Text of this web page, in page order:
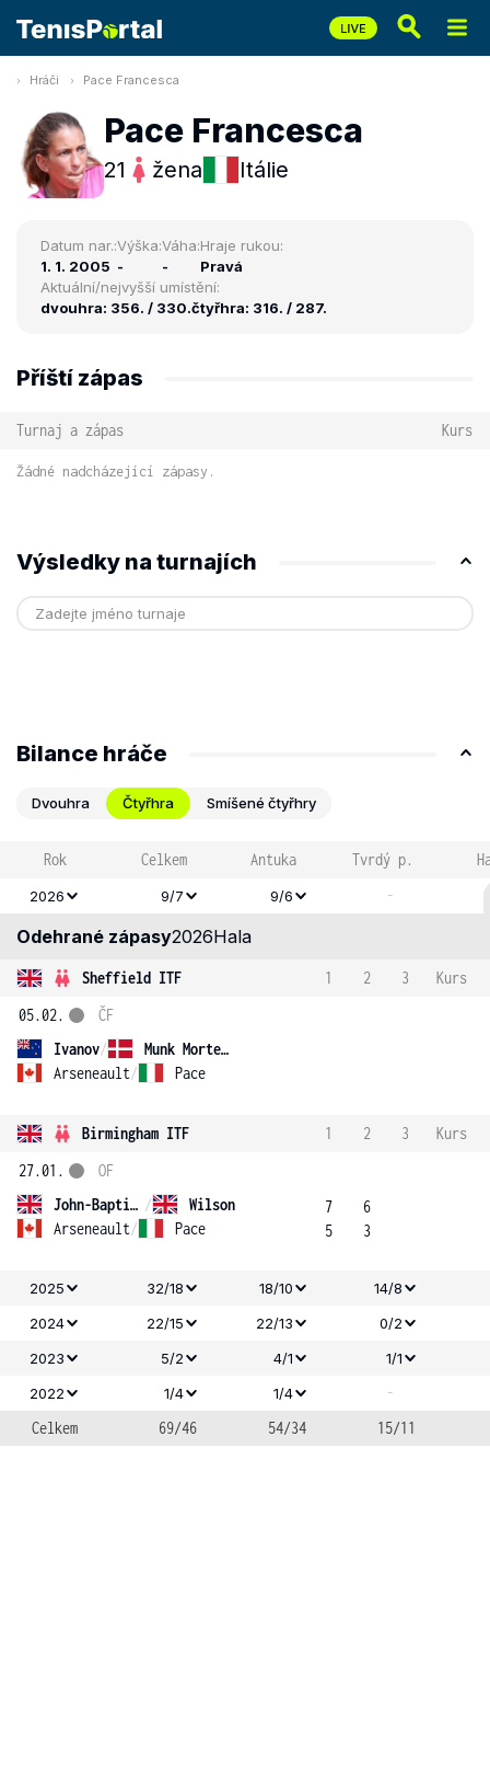
Hráči Pace Francesca
Pace Francesca
21 žena Itálie
Datum nar.:
1. 1. 2005
Výška:
-
Váha:
-
Hraje rukou:
Pravá
Aktuální/nejvyšší umístění:
dvouhra: 356. / 330.čtyřhra: 316. / 287.
Příští zápas
Turnaj a zápas Kurs
Žádné nadcházející zápasy.
Výsledky na turnajích
Bilance hráče
Dvouhra Čtyřhra Smíšené čtyřhry
Rok Celkem Antuka Tvrdý p.
2026 9/7 9/6 -
Odehrané zápasy2026Hala
Sheffield ITF 1 2 3
Kurs
05.02.
Ivanov/
Munk Mortensen
Arseneault/ Pace
ČF
Birmingham ITF 1 2 3
Kurs
27.01.
John-Baptiste /
Wilson
Arseneault/ Pace
OF
7
5
6
3
2025 32/18 18/10
14/8
2024
22/15 22/13
0/2
2023
5/2 4/1
1/1
2022
1/4 1/4
-
Celkem
69/46 54/34 15/11